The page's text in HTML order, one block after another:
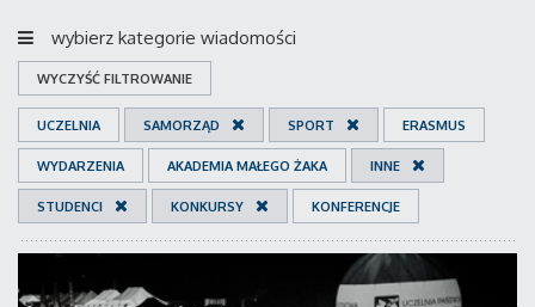
wybierz kategorie wiadomości
WYCZYŚĆ FILTROWANIE
UCZELNIA SAMORZĄD SPORT ERASMUS
WYDARZENIA AKADEMIA MAŁEGO ŻAKA INNE
STUDENCI KONKURSY KONFERENCJE